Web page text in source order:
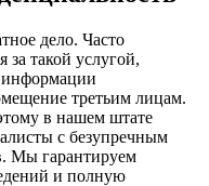
дело. Часто
за такой услугой,
информации
третьим лицам.
в нашем штате
с безупречным
Мы гарантируем
и полную